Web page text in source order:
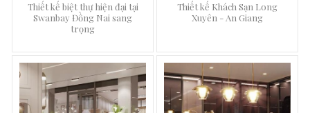
Thiết kế biệt thự hiện đại tại
Swanbay Đồng Nai sang
trọng
Thiết kế Khách Sạn Long
Xuyên - An Giang